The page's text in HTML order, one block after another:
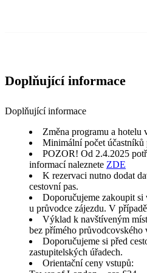
Doplňující informace
Doplňující informace
Změna programu a hotelu
Minimální počet účastníků
POZOR! Od 2.4.2025
informací naleznete ZDE
K rezervaci nutno dodat
cestovní pas.
Doporučujeme zakoupit si
u průvodce zájezdu. V
Výklad k navštíveným
bez přímého průvodcovského
Doporučujeme si před
zastupitelských úřadech.
Orientační ceny vstupů: